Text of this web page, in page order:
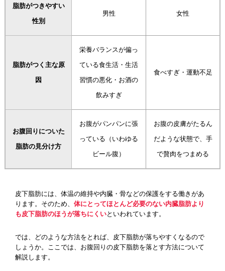
脂肪がつきやすい
性別
男性 女性
脂肪がつく主な原
因
栄養バランスが偏っ
ている食生活・生活
習慣の悪化・お酒の
飲みすぎ
食べすぎ・運動不足
お腹回りについた
脂肪の見分け方
お腹がパンパンに張
っている（いわゆる
ビール腹）
お腹の皮膚がたるん
だような状態で、手
で贅肉をつまめる
皮下脂肪には、体温の維持や内臓・骨などの保護をする働きがあ
ります。そのため、体にとってほとんど必要のない内臓脂肪より
も皮下脂肪のほうが落ちにくいといわれています。
では、どのような方法をとれば、皮下脂肪が落ちやすくなるので
しょうか。ここでは、お腹回りの皮下脂肪を落とす方法について
解説します。